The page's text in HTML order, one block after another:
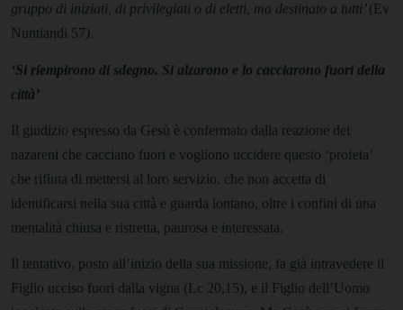
gruppo di iniziati, di privilegiati o di eletti, ma destinato a tutti’(Ev
Nuntiandi 57 ).
‘Si riempirono di sdegno. Si alzarono e lo cacciarono fuori della
città’
Il giudizio espresso da Gesù è confermato dalla reazione dei
nazareni che cacciano fuori e vogliono uccidere questo ‘profeta’
che rifiuta di mettersi al loro servizio, che non accetta di
identificarsi nella sua città e guarda lontano, oltre i confini di una
mentalità chiusa e ristretta, paurosa e interessata.
Il tentativo, posto all’inizio della sua missione, fa già intravedere il
Figlio ucciso fuori dalla vigna (Lc 20,15), e il Figlio dell’Uomo